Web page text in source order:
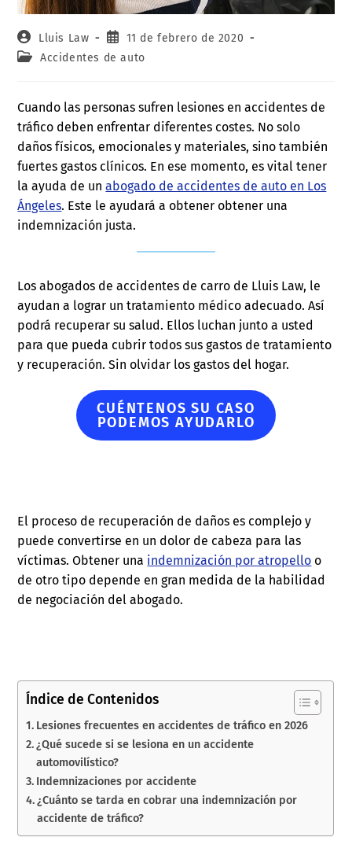
Lluis Law
11 de febrero de 2020
Accidentes de auto
Cuando las personas sufren lesiones en accidentes de
tráfico deben enfrentar diferentes costes. No solo
daños físicos, emocionales y materiales, sino también
fuertes gastos clínicos. En ese momento, es vital tener
la ayuda de unabogado de accidentes de auto en Los
Ángeles. Este le ayudará a obtener obtener una
indemnización justa.
Los abogados de accidentes de carro de Lluis Law, le
ayudan a lograr un tratamiento médico adecuado. Así
podrá recuperar su salud. Ellos luchan junto a usted
para que pueda cubrir todos sus gastos de tratamiento
y recuperación. Sin olvidar los gastos del hogar.
CUÉNTENOS SU CASO
PODEMOS AYUDARLO
El proceso de recuperación de daños es complejo y
puede convertirse en un dolor de cabeza para las
víctimas. Obtener una indemnización por atropello o
de otro tipo depende en gran medida de la habilidad
de negociación del abogado.
Índice de Contenidos
Lesiones frecuentes en accidentes de tráfico en 2026
¿Qué sucede si se lesiona en un accidente
automovilístico?
Indemnizaciones por accidente
¿Cuánto se tarda en cobrar una indemnización por
accidente de tráfico?